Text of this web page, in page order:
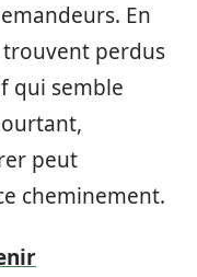
En
trouvent perdus
qui semble
peut
cheminement.